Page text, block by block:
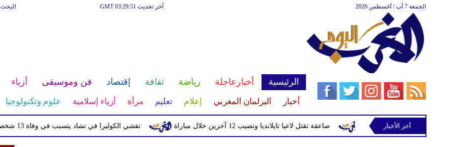
البحث آخر تحديث GMT 03:29:51 الجمعة 7 آب / أغسطس 2026
الرئيسية أخبارعاجلة رياضة ثقافة إقتصاد فن وموسيقى أزياء
أخبار البرلمان المغربي إعلام تعليم مرأة أزياء إسلامية علوم وتكنولوجيا
تفشي الكوليرا في تشاد يتسبب في وفاة 13 شخصا صاعقة تقتل لاعبا تايلانديا وتصيب 12 آخرين خلال مباراة أخر الأخبار